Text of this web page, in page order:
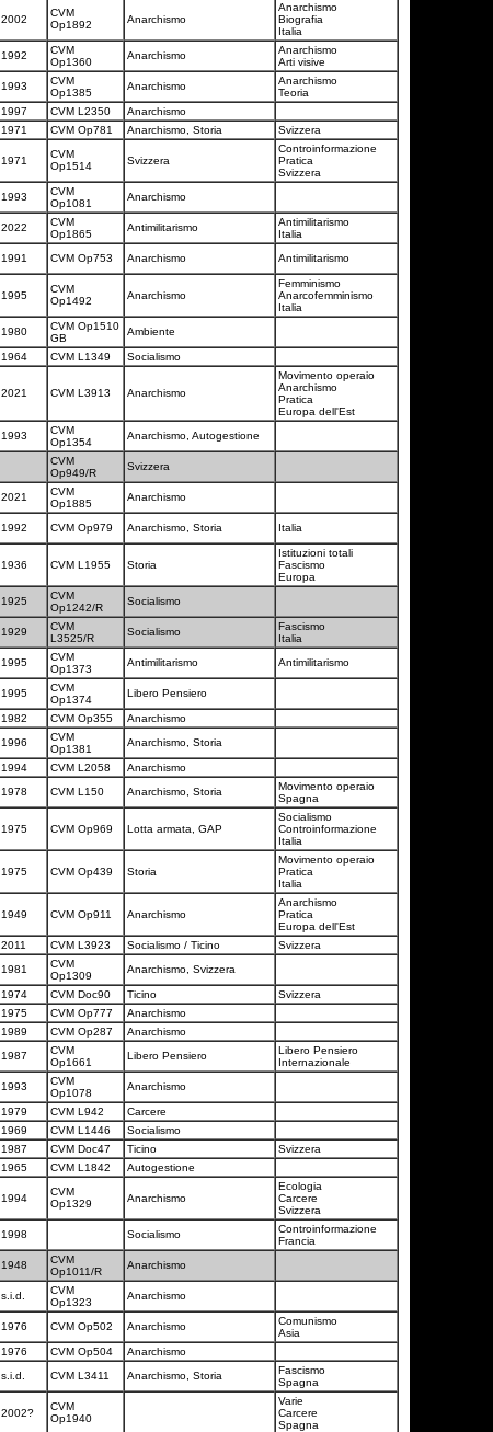
2002
CVM
Op1892
Anarchismo
Anarchismo
Biografia
Italia
1992
CVM
Op1360
Anarchismo
Anarchismo
Arti visive
1993
CVM
Op1385
Anarchismo
Anarchismo
Teoria
1997 CVM L2350
Anarchismo
1971 CVM Op781 Anarchismo, Storia Svizzera
1971
CVM
Op1514
Svizzera
Controinformazione
Pratica
Svizzera
1993
CVM
Op1081
Anarchismo
2022
CVM
Op1865
Antimilitarismo
Antimilitarismo
Italia
1991 CVM Op753 Anarchismo Antimilitarismo
1995
CVM
Op1492
Anarchismo
Femminismo
Anarcofemminismo
Italia
1980
CVM Op1510
GB
Ambiente
1964 CVM L1349 Socialismo
2021 CVM L3913 Anarchismo
Movimento operaio
Anarchismo
Pratica
Europa dell'Est
1993
CVM
Op1354
Anarchismo, Autogestione
CVM
Op949/R
Svizzera
2021
CVM
Op1885
Anarchismo
1992 CVM Op979 Anarchismo, Storia Italia
1936 CVM L1955 Storia
Istituzioni totali
Fascismo
Europa
1925
CVM
Op1242/R
Socialismo
1929
CVM
L3525/R
Socialismo
Fascismo
Italia
1995
CVM
Op1373
Antimilitarismo Antimilitarismo
1995
CVM
Op1374
Libero Pensiero
1982 CVM Op355
Anarchismo
1996
CVM
Op1381
Anarchismo, Storia
1994 CVM L2058
Anarchismo
1978 CVM L150 Anarchismo, Storia
Movimento operaio
Spagna
1975 CVM Op969 Lotta armata, GAP
Socialismo
Controinformazione
Italia
1975 CVM Op439 Storia
Movimento operaio
Pratica
Italia
1949 CVM Op911 Anarchismo
Anarchismo
Pratica
Europa dell'Est
2011 CVM L3923 Socialismo / Ticino
Svizzera
1981
CVM
Op1309
Anarchismo, Svizzera
1974 CVM Doc90 Ticino
Svizzera
1975 CVM Op777
Anarchismo
1989 CVM Op287
Anarchismo
1987
CVM
Op1661
Libero Pensiero
Libero Pensiero
Internazionale
1993
CVM
Op1078
Anarchismo
1979 CVM L942
Carcere
1969 CVM L1446
Socialismo
1987 CVM Doc47 Ticino
Svizzera
1965 CVM L1842 Autogestione
1994
CVM
Op1329
Anarchismo
Ecologia
Carcere
Svizzera
1998 Socialismo
Controinformazione
Francia
1948
CVM
Op1011/R
Anarchismo
s.i.d.
CVM
Op1323
Anarchismo
1976 CVM Op502 Anarchismo
Comunismo
Asia
1976 CVM Op504
Anarchismo
s.i.d. CVM L3411 Anarchismo, Storia
Fascismo
Spagna
2002?
CVM
Op1940
Varie
Carcere
Spagna